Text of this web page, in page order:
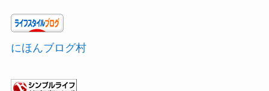
にほんブログ村